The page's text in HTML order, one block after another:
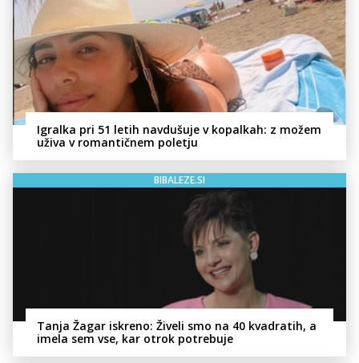
Igralka pri 51 letih navdušuje v kopalkah: z možem
uživa v romantičnem poletju
BIBALEZE.SI
Tanja Žagar iskreno: Živeli smo na 40 kvadratih, a
imela sem vse, kar otrok potrebuje